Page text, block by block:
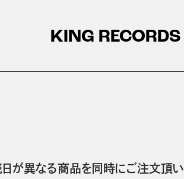
KING RECORDS
が異なる商品を同時にご注文頂い